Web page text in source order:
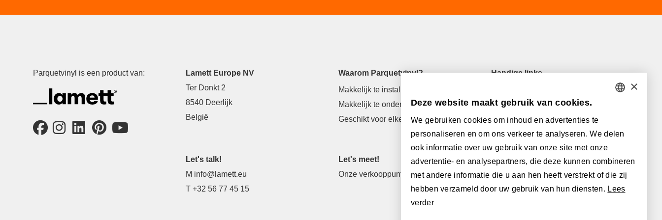
Parquetvinyl is een product van:
Lamett Europe NV
Ter Donkt 2
8540 Deerlijk
België
Waarom Parquetvinyl?
Makkelijk te installeren
Makkelijk te onderhouden
Geschikt voor elke ruimte
Handige links
Veelgestelde vragen
Downloads
Algemene (verkoops)voorwaarden
Let's talk!
M info@lamett.eu
T +32 56 77 45 15
Let's meet!
Onze verkooppunten
Met de steun van:
GERMAN
×
Deze website maakt gebruik van cookies.
We gebruiken cookies om inhoud en advertenties te
personaliseren en om ons verkeer te analyseren. We delen
ook informatie over uw gebruik van onze site met onze
advertentie- en analysepartners, die deze kunnen combineren
met andere informatie die u aan hen heeft verstrekt of die zij
hebben verzameld door uw gebruik van hun diensten. Lees
verder